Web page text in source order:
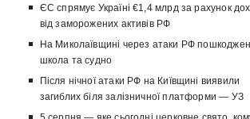
ЄС спрямує Україні €1,4 млрд за рахунок
від заморожених активів РФ
На Миколаївщині через атаки РФ
школа та судно
Після нічної атаки РФ на Київщині виявили
загиблих біля залізничної платформи — УЗ